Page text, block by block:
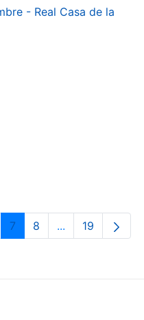
- Real Casa de la
Pages Use TAB to
Page
7 Page
8 ...Intermediate
Page
19